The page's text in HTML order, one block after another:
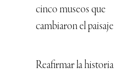
cinco museos que
cambiaron el paisaje
Reafirmar la historia